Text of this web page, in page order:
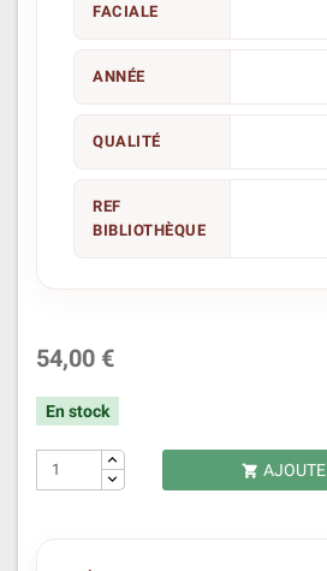
FACIALE
ANNÉE
QUALITÉ
REF
BIBLIOTHÈQUE
54,00 €
En stock
